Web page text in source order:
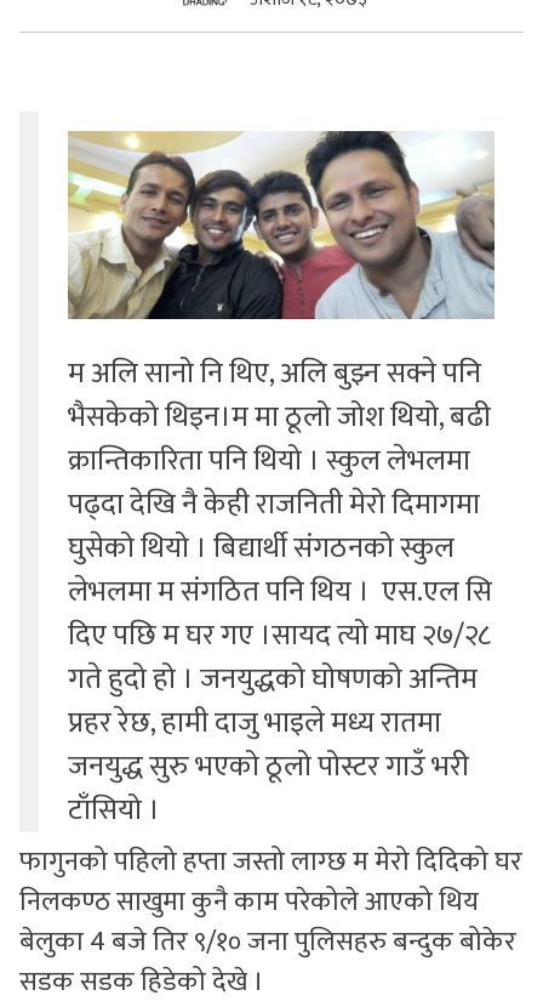
सुचनाहरु
म अलि सानो नि थिए, अलि बुझ्न सक्ने पनि
भैसकेको थिइन।म मा ठूलो जोश थियो, बढी
क्रान्तिकारिता पनि थियो । स्कुल लेभलमा
पढ्दा देखि नै केही राजनिती मेरो दिमागमा
घुसेको थियो । बिद्यार्थी संगठनको स्कुल
लेभलमा म संगठित पनि थिय । एस.एल सि
दिए पछि म घर गए ।सायद त्यो माघ २७/२८
गते हुदो हो । जनयुद्धको घोषणको अन्तिम
प्रहर रेछ, हामी दाजु भाइले मध्य रातमा
जनयुद्ध सुरु भएको ठूलो पोस्टर गाउँ भरी
टाँसियो ।
फागुनको पहिलो हप्ता जस्तो लाग्छ म मेरो दिदिको घर
निलकण्ठ साखुमा कुनै काम परेकोले आएको थिय
बेलुका 4 बजे तिर ९/१० जना पुलिसहरु बन्दुक बोकेर
सडक सडक हिडेको देखे ।